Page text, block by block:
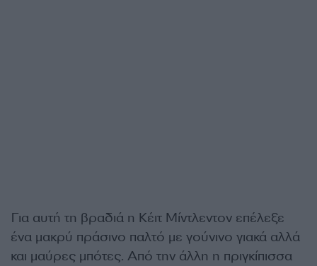
Για αυτή τη βραδιά η Κέιτ Μίντλεντον επέλεξε
ένα μακρύ πράσινο παλτό με γούνινο γιακά αλλά
και μαύρες μπότες. Από την άλλη η πριγκίπισσα